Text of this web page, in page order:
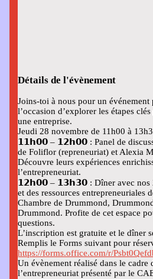
Détails de l'évènement
Joins-toi à nous pour un événement
l’occasion d’explorer les étapes
une entreprise.
Jeudi 28 novembre de 11h00 à
𝟭𝟭𝗵𝟬𝟬 – 𝟭𝟮𝗵𝟬𝟬 : Panel de
de Foliflor (repreneuriat) et Alexia
Découvre leurs expériences
l’entrepreneuriat.
𝟭𝟮𝗵𝟬𝟬 – 𝟭𝟯𝗵𝟯𝟬 : Dîner avec nos
et des ressources entrepreneuriales
Chambre de Drummond,
Drummond. Profite de cet espace
questions.
L’inscription est gratuite et le dîner
Remplis le Forms suivant pour
https://forms.office.com/r/
Un évènement réalisé dans le cadre
l’entrepreneuriat présenté par le